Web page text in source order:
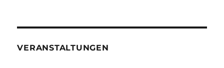
VERANSTALTUNGEN